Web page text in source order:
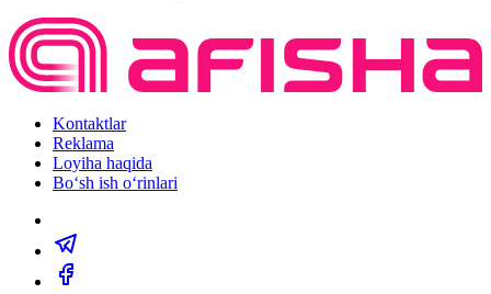
Kontaktlar
Reklama
Loyiha haqida
Bo‘sh ish o‘rinlari